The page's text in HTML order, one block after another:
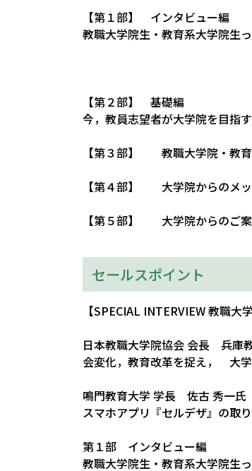
【第１部】 インタビュー編
教職大学院生・教育系大学院生
【第２部】 基礎編
今，教員志望者が大学院を目指
【第３部】 教職大学院・教育
【第４部】 大学院からのメ
【第５部】 大学院からのご案
セールスポイント
【SPECIAL INTERVIEW 教職大
日本教職大学院協会 会長 兵庫
会変化，教育改革を捉え， 大学
鳴門教育大学 学長 佐古 秀一氏
スマホアプリ『セルデザ』の取
第１部 インタビュー編
教職大学院生・教育系大学院生